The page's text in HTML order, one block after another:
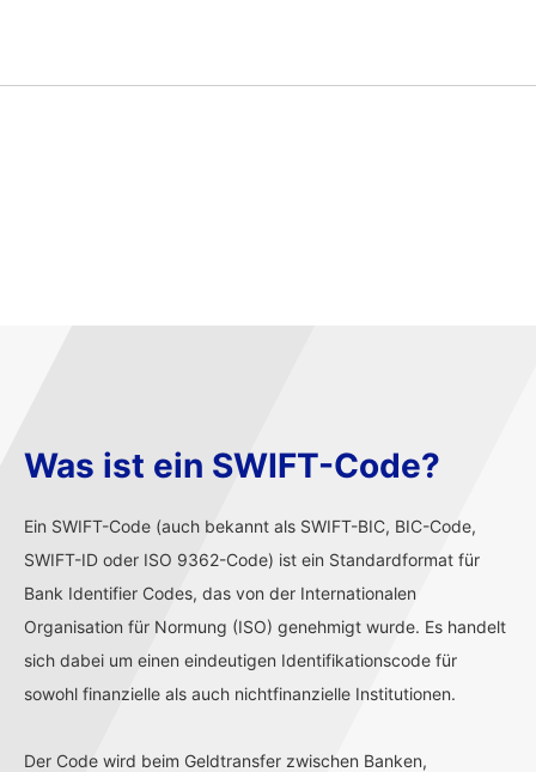
Was ist ein SWIFT-Code?
Ein SWIFT-Code (auch bekannt als SWIFT-BIC, BIC-Code,
SWIFT-ID oder ISO 9362-Code) ist ein Standardformat für
Bank Identifier Codes, das von der Internationalen
Organisation für Normung (ISO) genehmigt wurde. Es handelt
sich dabei um einen eindeutigen Identifikationscode für
sowohl finanzielle als auch nichtfinanzielle Institutionen.
Der Code wird beim Geldtransfer zwischen Banken,